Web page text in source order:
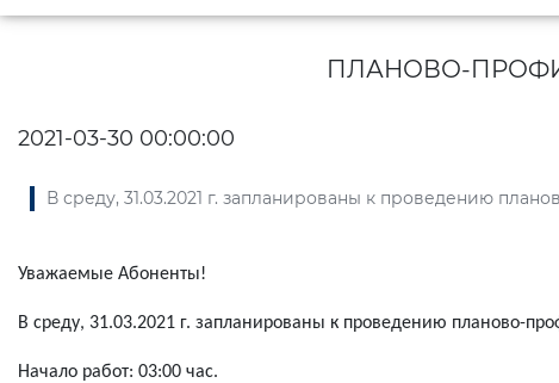
ПЛАНОВО-
2021-03-30 00:00:00
В среду, 31.03.2021 г. запланированы к проведению
Уважаемые Абоненты!
В среду, 31.03.2021 г. запланированы к проведению планово-
Начало работ: 03:00 час.